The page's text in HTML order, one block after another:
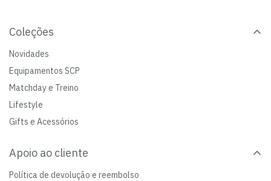
Coleções
Novidades
Equipamentos SCP
Matchday e Treino
Lifestyle
Gifts e Acessórios
Apoio ao cliente
Política de devolução e reembolso